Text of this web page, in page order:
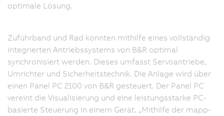
optimale Lösung.
Zuführband und Rad konnten mithilfe eines vollständig
integrierten Antriebssystems von B&R optimal
synchronisiert werden. Dieses umfasst Servoantriebe,
Umrichter und Sicherheitstechnik. Die Anlage wird über
einen Panel PC 2100 von B&R gesteuert. Der Panel PC
vereint die Visualisierung und eine leistungsstarke PC-
basierte Steuerung in einem Gerät. „Mithilfe der mapp-